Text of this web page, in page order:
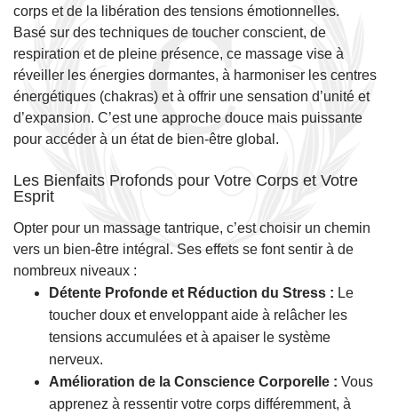
corps et de la libération des tensions émotionnelles.
Basé sur des techniques de toucher conscient, de
respiration et de pleine présence, ce massage vise à
réveiller les énergies dormantes, à harmoniser les centres
énergétiques (chakras) et à offrir une sensation d’unité et
d’expansion. C’est une approche douce mais puissante
pour accéder à un état de bien-être global.
Les Bienfaits Profonds pour Votre Corps et Votre
Esprit
Opter pour un massage tantrique, c’est choisir un chemin
vers un bien-être intégral. Ses effets se font sentir à de
nombreux niveaux :
Détente Profonde et Réduction du Stress : Le
toucher doux et enveloppant aide à relâcher les
tensions accumulées et à apaiser le système
nerveux.
Amélioration de la Conscience Corporelle : Vous
apprenez à ressentir votre corps différemment, à